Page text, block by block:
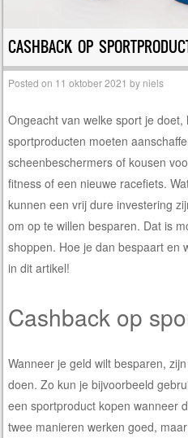
CASHBACK OP
Posted on 11 oktober 2021 by niels
Ongeacht van welke sport je
sportproducten moeten
scheenbeschermers of kousen
fitness of een nieuwe racefiets.
kunnen een vrij dure investering
om op te willen besparen. Dat is
shoppen. Hoe je dan bespaart en
in dit artikel!
Cashback op
Wanneer je geld wilt besparen,
doen. Zo kun je bijvoorbeeld
een sportproduct kopen wanneer
twee manieren werken goed,